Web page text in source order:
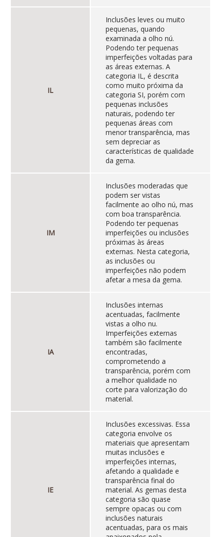
IL
Inclusões leves ou muito
pequenas, quando
examinada a olho nú.
Podendo ter pequenas
imperfeições voltadas para
as áreas externas. A
categoria IL, é descrita
como muito próxima da
categoria SI, porém com
pequenas inclusões
naturais, podendo ter
pequenas áreas com
menor transparência, mas
sem depreciar as
características de qualidade
da gema.
IM
Inclusões moderadas que
podem ser vistas
facilmente ao olho nú, mas
com boa transparência.
Podendo ter pequenas
imperfeições ou inclusões
próximas às áreas
externas. Nesta categoria,
as inclusões ou
imperfeições não podem
afetar a mesa da gema.
IA
Inclusões internas
acentuadas, facilmente
vistas a olho nu.
Imperfeições externas
também são facilmente
encontradas,
comprometendo a
transparência, porém com
a melhor qualidade no
corte para valorização do
material.
IE
Inclusões excessivas. Essa
categoria envolve os
materiais que apresentam
muitas inclusões e
imperfeições internas,
afetando a qualidade e
transparência final do
material. As gemas desta
categoria são quase
sempre opacas ou com
inclusões naturais
acentuadas, para os mais